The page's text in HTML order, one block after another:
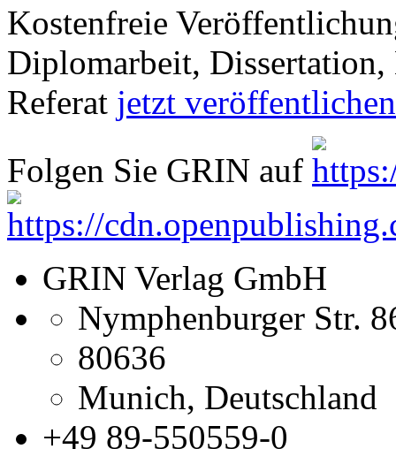
Kostenfreie
Diplomarbeit,
Referat jetzt
Folgen Sie GRIN auf
GRIN Verlag GmbH
Nymphenburger Str.
80636
Munich, Deutschland
+49 89-550559-0